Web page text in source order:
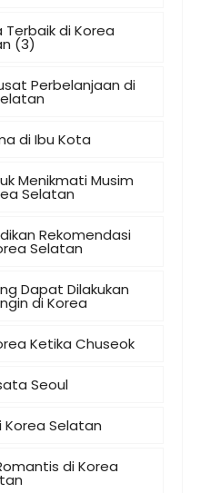
di Korea
(3)
Perbelanjaan di
di Ibu Kota
Menikmati Musim
Selatan
Rekomendasi
Selatan
Dapat Dilakukan
di Korea
Ketika Chuseok
Seoul
Korea Selatan
di Korea